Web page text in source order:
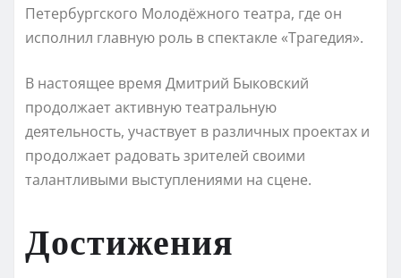
Петербургского Молодёжного театра, где он
исполнил главную роль в спектакле «Трагедия».
В настоящее время Дмитрий Быковский
продолжает активную театральную
деятельность, участвует в различных проектах и
продолжает радовать зрителей своими
талантливыми выступлениями на сцене.
Достижения